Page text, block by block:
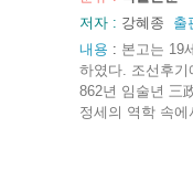
저자 : 강혜종
출
내용 : 본고는 19
하였다. 조선후
862년 임술년 三
정세의 역학 속